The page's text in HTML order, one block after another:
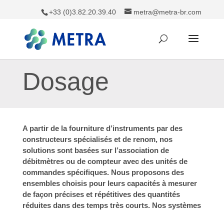
+33 (0)3.82.20.39.40 metra@metra-br.com
Dosage
A partir de la fourniture d’instruments par des
constructeurs spécialisés et de renom, nos
solutions sont basées sur l’association de
débitmètres ou de compteur avec des unités de
commandes spécifiques. Nous proposons des
ensembles choisis pour leurs capacités à mesurer
de façon précises et répétitives des quantités
réduites dans des temps très courts. Nos systèmes